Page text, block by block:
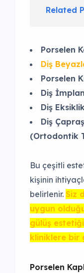
Related
Porselen
Diş
Porselen
Diş
Diş
Diş
(Ortodontik
Bu çeşitli
kişinin
belirlenir. Siz
uygun
gülüş estetiği
kliniklere bir
Porselen